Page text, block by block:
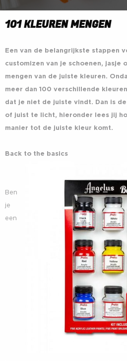
101 KLEUREN MENGEN
Een van de belangrijkste stappen
customizen van je schoenen, jasje
mengen van de juiste kleuren.
meer dan 100 verschillende
dat je niet de juiste vindt. Dan is
of juist te licht, hieronder lees jij
manier tot de juiste kleur komt.
Back to the basics
Ben
je
een